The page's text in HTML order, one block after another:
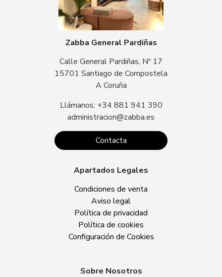
Zabba General Pardiñas
Calle General Pardiñas, Nº 17
15701 Santiago de Compostela
A Coruña
Llámanos: +34 881 941 390
administracion@zabba.es
Contacta
Apartados Legales
Condiciones de venta
Aviso legal
Política de privacidad
Política de cookies
Configuración de Cookies
Sobre Nosotros